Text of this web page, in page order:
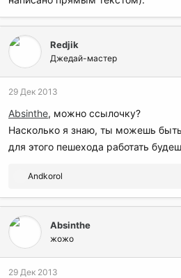
Redjik
Джедай-мастер
29 Дек 2013
Absinthe, можно ссылочку?
Насколько я знаю, ты можешь
для этого пешехода работать
Р
а
и
Andkorol
Absinthe
жожо
29 Дек 2013